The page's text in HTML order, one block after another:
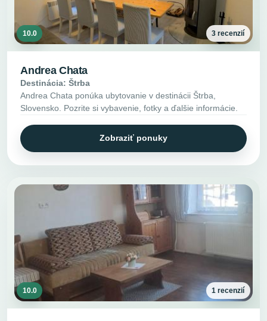
10.0 3 recenzií
Andrea Chata
Destinácia: Štrba
Andrea Chata ponúka ubytovanie v destinácii Štrba,
Slovensko. Pozrite si vybavenie, fotky a ďalšie informácie.
Zobraziť ponuky
10.0 1 recenzií